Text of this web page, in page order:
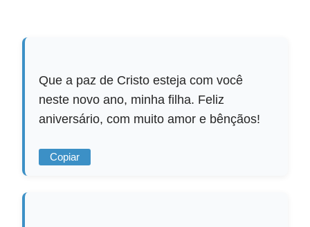
Que a paz de Cristo esteja com você
neste novo ano, minha filha. Feliz
aniversário, com muito amor e bênçãos!
Copiar